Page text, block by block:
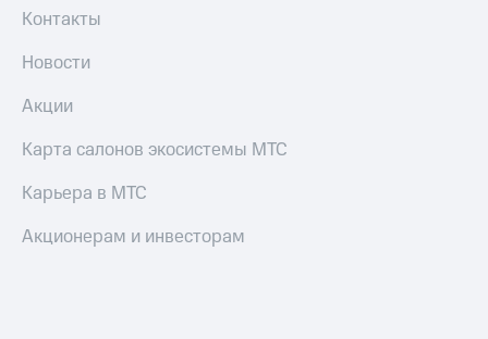
Умный
и
товары
Контакты
Новости
Акции
Карта салонов экосистемы МТС
Карьера в МТС
Акционерам и инвесторам